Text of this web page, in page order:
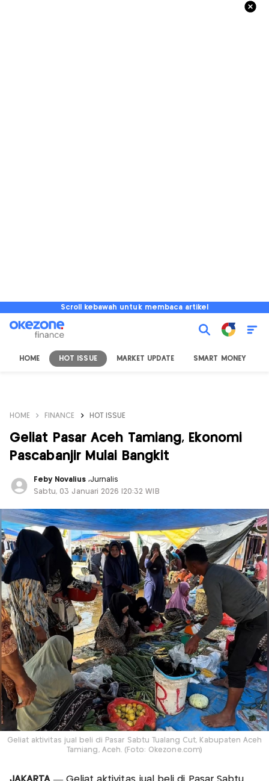
Scroll kebawah untuk membaca artikel
HOME HOT ISSUE MARKET UPDATE SMART MONEY
HOME FINANCE HOT ISSUE
Geliat Pasar Aceh Tamiang, Ekonomi
Pascabanjir Mulai Bangkit
Feby Novalius ,Jurnalis
Sabtu, 03 Januari 2026 |20:32 WIB
Geliat aktivitas jual beli di Pasar Sabtu Tualang Cut, Kabupaten Aceh
Tamiang, Aceh. (Foto: Okezone.com)